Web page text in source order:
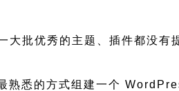
批优秀的主题、插件都没有
熟悉的方式组建一个